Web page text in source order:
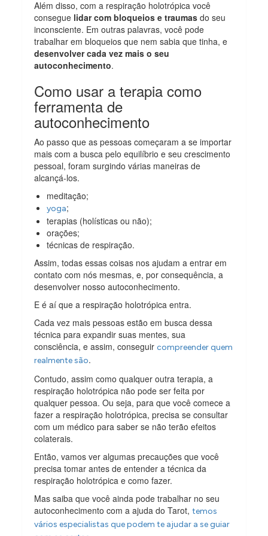
Além disso, com a respiração holotrópica você
consegue lidar com bloqueios e traumas do seu
inconsciente. Em outras palavras, você pode
trabalhar em bloqueios que nem sabia que tinha, e
desenvolver cada vez mais o seu
autoconhecimento.
Como usar a terapia como
ferramenta de
autoconhecimento
Ao passo que as pessoas começaram a se importar
mais com a busca pelo equilíbrio e seu crescimento
pessoal, foram surgindo várias maneiras de
alcançá-los.
meditação;
yoga;
terapias (holísticas ou não);
orações;
técnicas de respiração.
Assim, todas essas coisas nos ajudam a entrar em
contato com nós mesmas, e, por consequência, a
desenvolver nosso autoconhecimento.
E é aí que a respiração holotrópica entra.
Cada vez mais pessoas estão em busca dessa
técnica para expandir suas mentes, sua
consciência, e assim, conseguircompreender quem
realmente são.
Contudo, assim como qualquer outra terapia, a
respiração holotrópica não pode ser feita por
qualquer pessoa. Ou seja, para que você comece a
fazer a respiração holotrópica, precisa se consultar
com um médico para saber se não terão efeitos
colaterais.
Então, vamos ver algumas precauções que você
precisa tomar antes de entender a técnica da
respiração holotrópica e como fazer.
Mas saiba que você ainda pode trabalhar no seu
autoconhecimento com a ajuda do Tarot,temos
vários especialistas que podem te ajudar a se guiar